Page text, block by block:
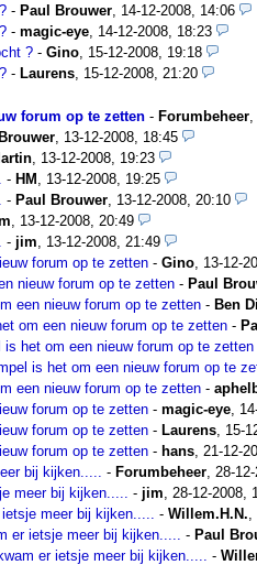
- Paul Brouwer, 14-12-2008, 14:06
- magic-eye, 14-12-2008, 18:23
? - Gino, 15-12-2008, 19:18
- Laurens, 15-12-2008, 21:20
forum op te zetten - Forumbeheer
13-12-2008, 18:45
13-12-2008, 19:23
- HM
13-12-2008, 19:25
- Paul Brouwer 13-12-2008, 20:10
13-12-2008, 20:49
- jim
13-12-2008, 21:49
forum op te zetten - Gino 13-12-
nieuw forum op te zetten - Paul
een nieuw forum op te zetten - Ben
om een nieuw forum op te zetten -
is het om een nieuw forum op te zetten
is het om een nieuw forum op te
een nieuw forum op te zetten -
forum op te zetten - magic-eye
forum op te zetten - Laurens 15-
forum op te zetten - hans 21-12-
bij kijken.....
- Forumbeheer 28-
meer bij kijken.....
- jim
28-12-2008,
meer bij kijken.....
- Willem.H.N.
er ietsje meer bij kijken.....
- Paul
er ietsje meer bij kijken.....
-